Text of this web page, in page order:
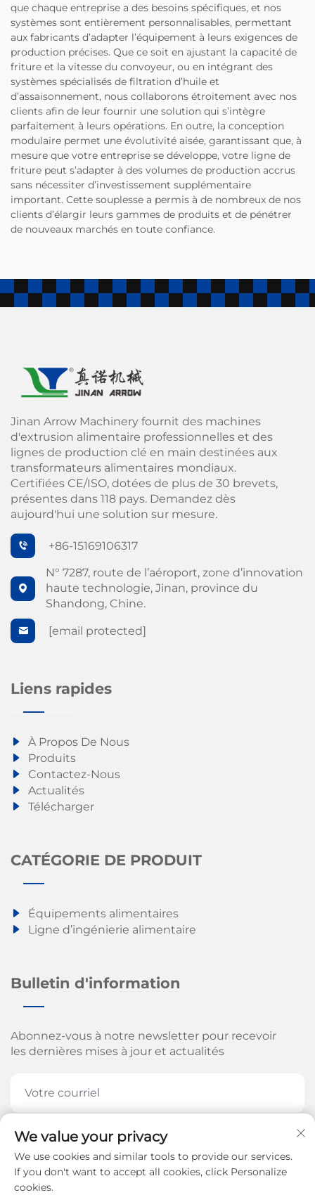
que chaque entreprise a des besoins spécifiques, et nos
systèmes sont entièrement personnalisables, permettant
aux fabricants d’adapter l’équipement à leurs exigences de
production précises. Que ce soit en ajustant la capacité de
friture et la vitesse du convoyeur, ou en intégrant des
systèmes spécialisés de filtration d’huile et
d’assaisonnement, nous collaborons étroitement avec nos
clients afin de leur fournir une solution qui s’intègre
parfaitement à leurs opérations. En outre, la conception
modulaire permet une évolutivité aisée, garantissant que, à
mesure que votre entreprise se développe, votre ligne de
friture peut s’adapter à des volumes de production accrus
sans nécessiter d’investissement supplémentaire
important. Cette souplesse a permis à de nombreux de nos
clients d’élargir leurs gammes de produits et de pénétrer
de nouveaux marchés en toute confiance.
Jinan Arrow Machinery fournit des machines
d'extrusion alimentaire professionnelles et des
lignes de production clé en main destinées aux
transformateurs alimentaires mondiaux.
Certifiées CE/ISO, dotées de plus de 30 brevets,
présentes dans 118 pays. Demandez dès
aujourd'hui une solution sur mesure.
+86-15169106317
N° 7287, route de l’aéroport, zone d’innovation
haute technologie, Jinan, province du
Shandong, Chine.
[email protected]
Liens rapides
À Propos De Nous
Produits
Contactez-Nous
Actualités
Télécharger
CATÉGORIE DE PRODUIT
Équipements alimentaires
Ligne d’ingénierie alimentaire
Bulletin d'information
Abonnez-vous à notre newsletter pour recevoir
les dernières mises à jour et actualités
ABONNEZ-VOUS MAINTENANT
We value your privacy
We use cookies and similar tools to provide our services.
If you don't want to accept all cookies, click Personalize
cookies.